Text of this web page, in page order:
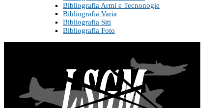
Bibliografia Armi e Tecnonogie
Bibliografia Varia
Bibliografia Siti
Bibliografia Foto